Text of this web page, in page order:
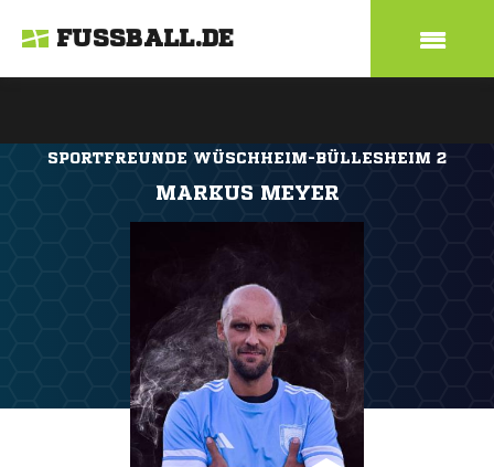
FUSSBALL.DE
SPORTFREUNDE WÜSCHHEIM-BÜLLESHEIM 2
MARKUS MEYER